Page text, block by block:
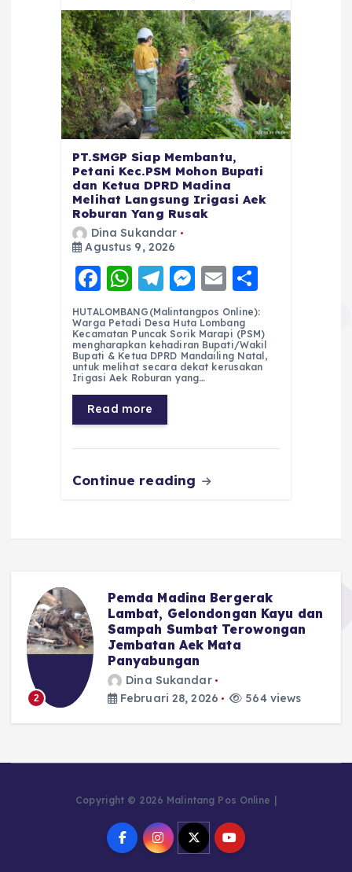
PT.SMGP Siap Membantu,
Petani Kec.PSM Mohon Bupati
dan Ketua DPRD Madina
Melihat Langsung Irigasi Aek
Roburan Yang Rusak
Dina Sukandar
Agustus 9, 2026
F
a
c
e
b
o
o
k
W
h
a
ts
A
p
p
T
el
e
g
r
a
m
M
e
ss
e
n
E
m
ai
l
h
a
re
HUTALOMBANG(Malintangpos Online):
Warga Petadi Desa Huta Lombang
Kecamatan Puncak Sorik Marapi (PSM)
mengharapkan kehadiran Bupati/Wakil
Bupati & Ketua DPRD Mandailing Natal,
untuk melihat secara dekat kerusakan
Irigasi Aek Roburan yang…
Read more
Continue reading
2
Pemda Madina Bergerak
Lambat, Gelondongan Kayu dan
Sampah Sumbat Terowongan
Jembatan Aek Mata
Panyabungan
Dina Sukandar
Februari 28, 2026
564 views
Copyright © 2026 Malintang Pos Online |